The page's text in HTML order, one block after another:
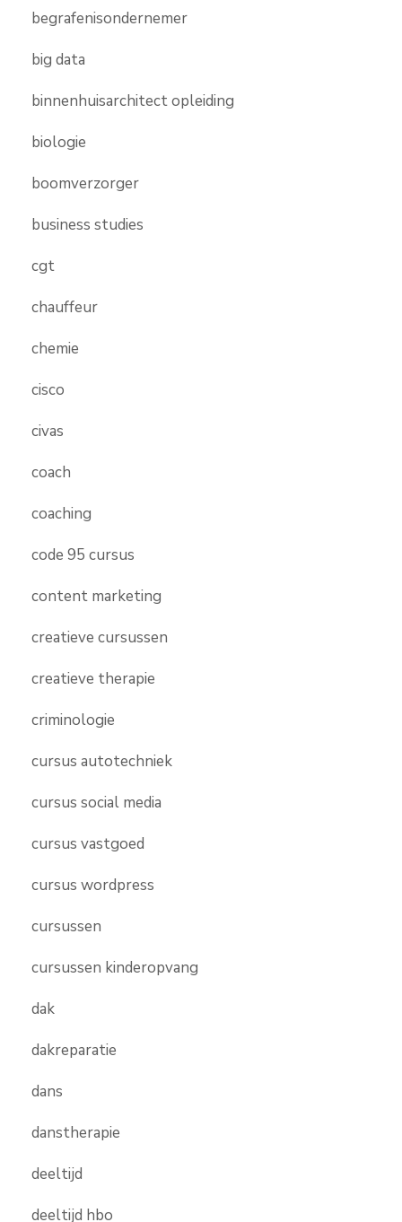
begrafenisondernemer
big data
binnenhuisarchitect opleiding
biologie
boomverzorger
business studies
cgt
chauffeur
chemie
cisco
civas
coach
coaching
code 95 cursus
content marketing
creatieve cursussen
creatieve therapie
criminologie
cursus autotechniek
cursus social media
cursus vastgoed
cursus wordpress
cursussen
cursussen kinderopvang
dak
dakreparatie
dans
danstherapie
deeltijd
deeltijd hbo